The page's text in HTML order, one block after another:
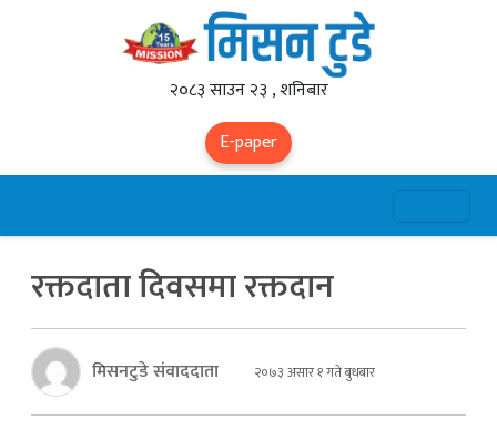
२०८३ साउन २३ , शनिबार
E-paper
रक्तदाता दिवसमा रक्तदान
मिसनटुडे संवाददाता २०७३ असार १ गते बुधबार